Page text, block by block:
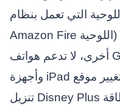
اللوحية التي تعمل بنظام Android (بما في ذلك أجهزة
Amazon Fire اللوحية) توسيع بطاقة SD. من ناحية
أخرى، لا تدعم هواتف Google Pixel وأجهزة iPhone
وأجهزة iPad هذه الميزة، لذا يمكنك فقط تغيير موقع
تنزيل Disney Plus إلى بطاقة SD على أجهزة